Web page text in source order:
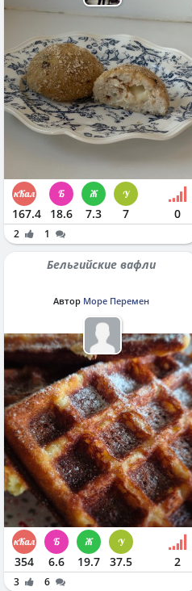
167.4 18.6 7.3 7 0
2 1
Бельгийские вафли
Автор Море Перемен
354 6.6 19.7 37.5 2
3 6